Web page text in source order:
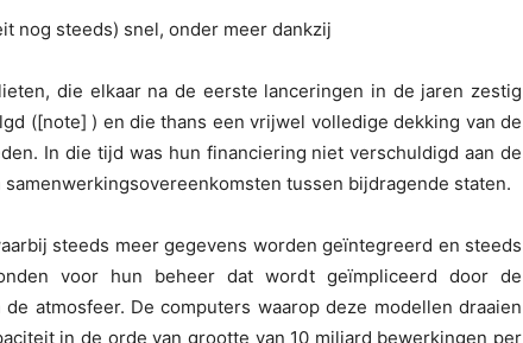
nog steeds) snel, onder meer dankzij
die elkaar na de eerste lanceringen in de jaren zestig
([note] ) en die thans een vrijwel volledige dekking van de
In die tijd was hun financiering niet verschuldigd aan de
samenwerkingsovereenkomsten tussen bijdragende staten.
steeds meer gegevens worden geïntegreerd en steeds
voor hun beheer dat wordt geïmpliceerd door de
atmosfeer. De computers waarop deze modellen draaien
in de orde van grootte van 10 miljard bewerkingen per